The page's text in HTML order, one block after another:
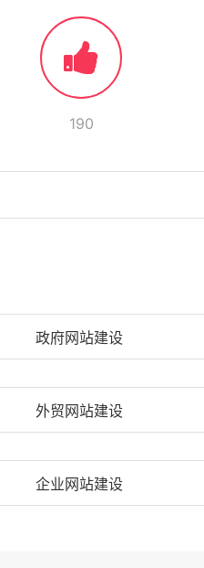
190
政府网站建设
外贸网站建设
企业网站建设